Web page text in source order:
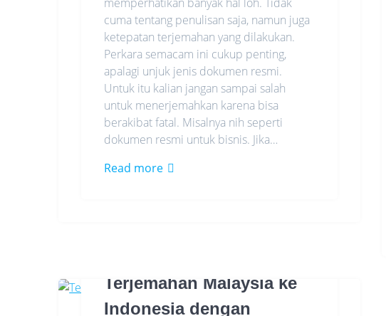
cuma tentang penulisan saja, namun juga
ketepatan terjemahan yang dilakukan.
Perkara semacam ini cukup penting,
apalagi unjuk jenis dokumen resmi.
Untuk itu kalian jangan sampai salah
untuk menerjemahkan karena bisa
berakibat fatal. Misalnya nih seperti
dokumen resmi untuk bisnis. Jika…
Read more
Terjemahan Malaysia ke
Indonesia dengan